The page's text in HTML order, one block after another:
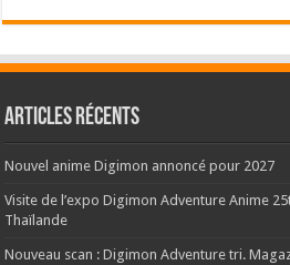
Articles récents
Nouvel anime Digimon annoncé pour 2027
Visite de l’expo Digimon Adventure Anime
Thaïlande
Nouveau scan : Digimon Adventure tri.